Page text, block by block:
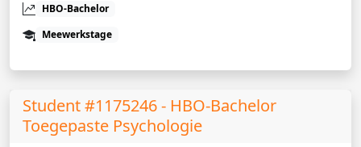
HBO-Bachelor
Meewerkstage
Student #1175246 - HBO-Bachelor
Toegepaste Psychologie